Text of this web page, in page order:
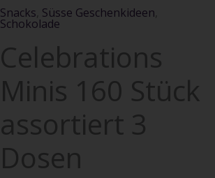
Snacks Süsse Geschenkideen
Schokolade
Celebrations
Minis 160 Stück
assortiert 3
Dosen
160
Stück
assortiert
3
Dosen